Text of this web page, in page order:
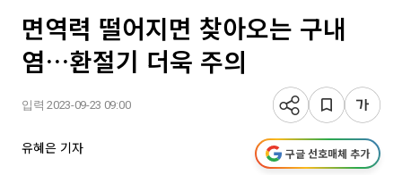
면역력 떨어지면 찾아오는 구내
염…환절기 더욱 주의
입력 2023-09-23 09:00
유혜은 기자 구글 선호매체 추가